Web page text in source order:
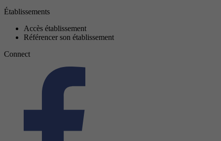
Établissements
Accès établissement
Référencer son établissement
Connect